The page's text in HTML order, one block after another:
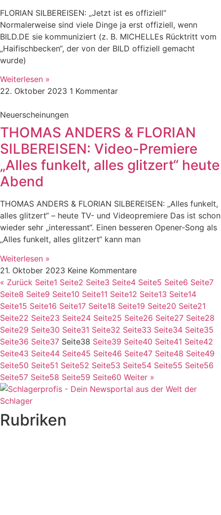
FLORIAN SILBEREISEN: „Jetzt ist es offiziell“
Normalerweise sind viele Dinge ja erst offiziell, wenn
BILD.DE sie kommuniziert (z. B. MICHELLEs Rücktritt vom
„Haifischbecken“, der von der BILD offiziell gemacht
wurde)
Weiterlesen »
22. Oktober 2023 1 Kommentar
Neuerscheinungen
THOMAS ANDERS & FLORIAN
SILBEREISEN: Video-Premiere
„Alles funkelt, alles glitzert“ heute
Abend
THOMAS ANDERS & FLORIAN SILBEREISEN: „Alles funkelt,
alles glitzert“ – heute TV- und Videopremiere Das ist schon
wieder sehr „interessant“. Einen besseren Opener-Song als
„Alles funkelt, alles glitzert“ kann man
Weiterlesen »
21. Oktober 2023 Keine Kommentare
« Zurück Seite1 Seite2 Seite3 Seite4 Seite5 Seite6 Seite7
Seite8 Seite9 Seite10 Seite11 Seite12 Seite13 Seite14
Seite15 Seite16 Seite17 Seite18 Seite19 Seite20 Seite21
Seite22 Seite23 Seite24 Seite25 Seite26 Seite27 Seite28
Seite29 Seite30 Seite31 Seite32 Seite33 Seite34 Seite35
Seite36 Seite37 Seite38 Seite39 Seite40 Seite41 Seite42
Seite43 Seite44 Seite45 Seite46 Seite47 Seite48 Seite49
Seite50 Seite51 Seite52 Seite53 Seite54 Seite55 Seite56
Seite57 Seite58 Seite59 Seite60 Weiter »
Rubriken